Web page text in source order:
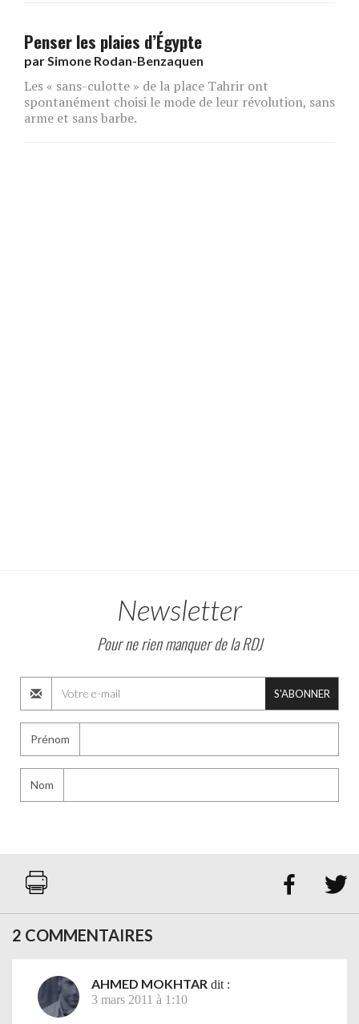
Penser les plaies d’Égypte
par Simone Rodan-Benzaquen
Les « sans-culotte » de la place Tahrir ont
spontanément choisi le mode de leur révolution, sans
arme et sans barbe.
Newsletter
Pour ne rien manquer de la RDJ
S'ABONNER
Prénom
Nom
 
2 COMMENTAIRES
AHMED MOKHTAR dit :
3 mars 2011 à 1:10